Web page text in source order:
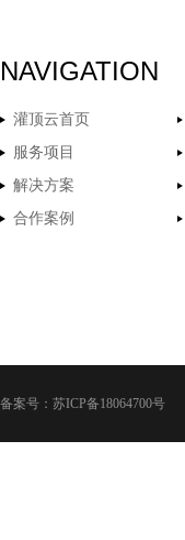
NAVIGATION
灌顶云首页
服务项目
解决方案
合作案例
备案号： 苏ICP备18064700号